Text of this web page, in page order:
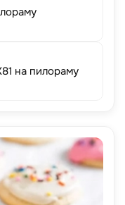
на пилораму